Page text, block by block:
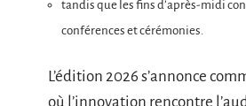
tandis que les fins d’après-midi
conférences et cérémonies.
L’édition 2026 s’annonce
où l’innovation rencontre